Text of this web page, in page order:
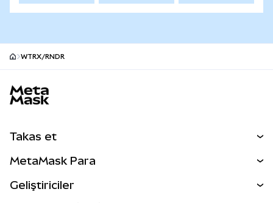
WTRX/RNDR
Takas et
Perps
MetaMask Para
Geliştiriciler